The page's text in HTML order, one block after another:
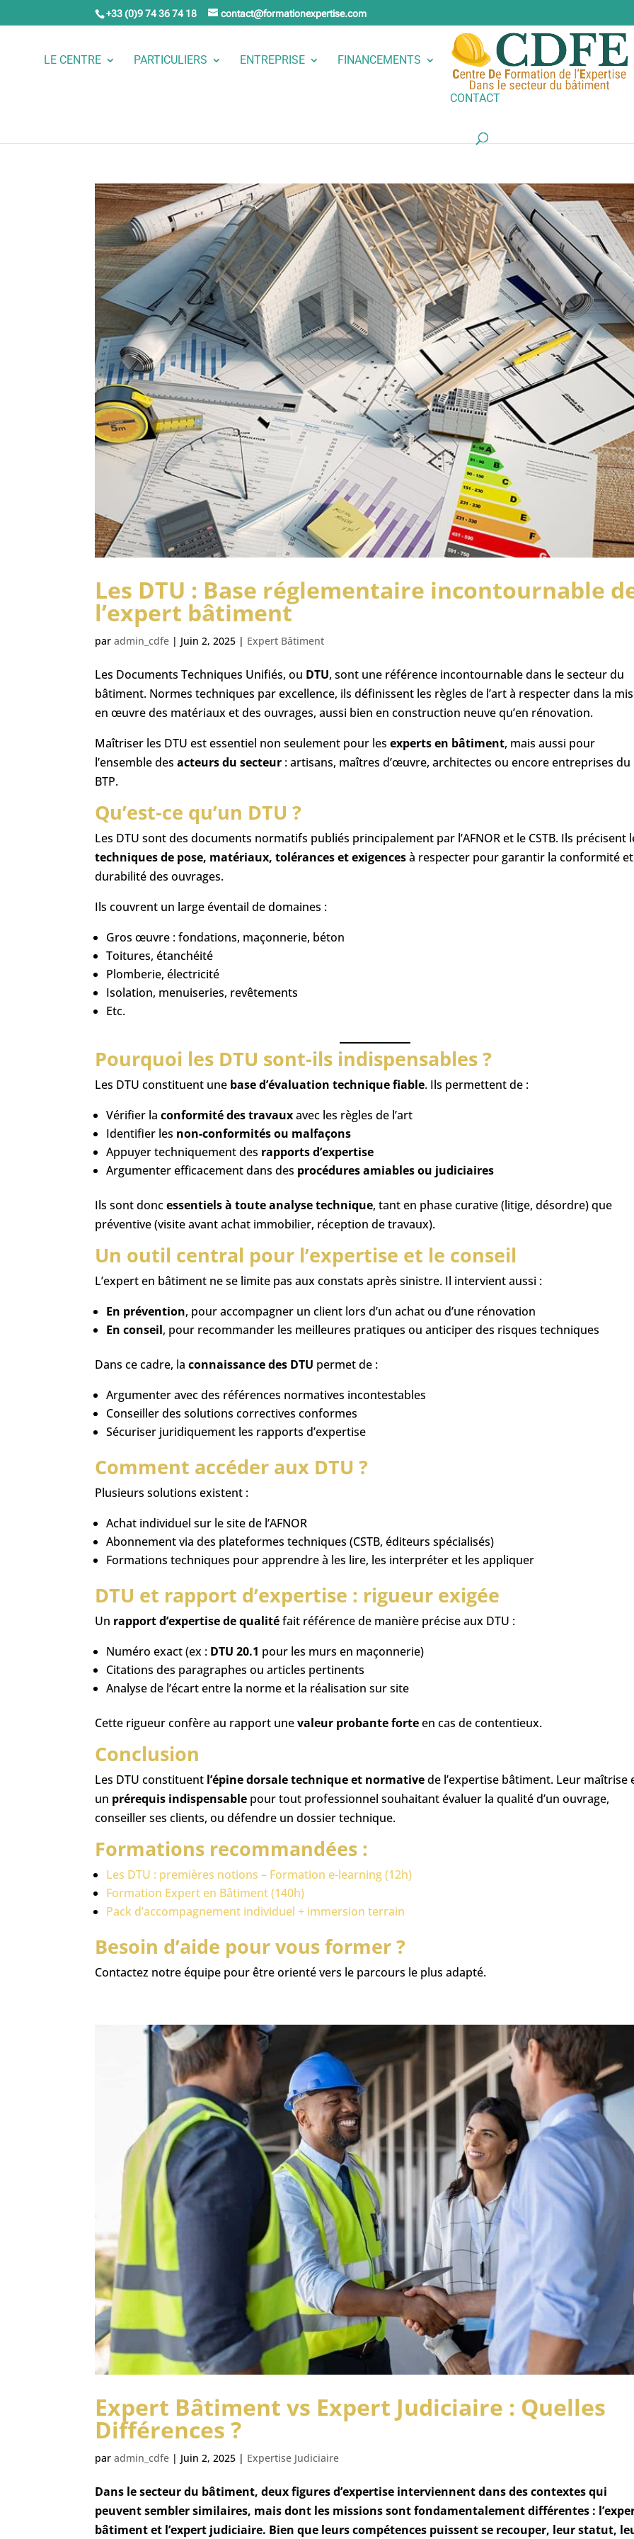
+33 (0)9 74 36 74 18 contact@formationexpertise.com
LE CENTRE PARTICULIERS ENTREPRISE FINANCEMENTS
CONTACT
Les DTU : Base réglementaire incontournable
l’expert bâtiment
paradmin_cdfe | Juin 2, 2025 | Expert Bâtiment
Les Documents Techniques Unifiés, ou DTU, sont une référence incontournable dans le secteur du
bâtiment. Normes techniques par excellence, ils définissent les règles de l’art à respecter dans la
en œuvre des matériaux et des ouvrages, aussi bien en construction neuve qu’en rénovation.
Maîtriser les DTU est essentiel non seulement pour lesexperts en bâtiment, mais aussi pour
l’ensemble desacteurs du secteur : artisans, maîtres d’œuvre, architectes ou encore entreprises du
BTP.
Qu’est-ce qu’un DTU ?
Les DTU sont des documents normatifs publiés principalement par l’AFNOR et le CSTB. Ils précisent
techniques de pose, matériaux, tolérances et exigencesà respecter pour garantir la conformité
durabilité des ouvrages.
Ils couvrent un large éventail de domaines :
Gros œuvre : fondations, maçonnerie, béton
Toitures, étanchéité
Plomberie, électricité
Isolation, menuiseries, revêtements
Etc.
Pourquoi les DTU sont-ils indispensables ?
Les DTU constituent une base d’évaluation technique fiable. Ils permettent de :
Vérifier laconformité des travauxavec les règles de l’art
Identifier les non-conformités ou malfaçons
Appuyer techniquement des rapports d’expertise
Argumenter efficacement dans des procédures amiables ou judiciaires
Ils sont doncessentiels à toute analyse technique, tant en phase curative (litige, désordre) que
préventive (visite avant achat immobilier, réception de travaux).
Un outil central pour l’expertise et le conseil
L’expert en bâtiment ne se limite pas aux constats après sinistre. Il intervient aussi :
En prévention, pour accompagner un client lors d’un achat ou d’une rénovation
En conseil, pour recommander les meilleures pratiques ou anticiper des risques techniques
Dans ce cadre, laconnaissance des DTU permet de :
Argumenter avec des références normatives incontestables
Conseiller des solutions correctives conformes
Sécuriser juridiquement les rapports d’expertise
Comment accéder aux DTU ?
Plusieurs solutions existent :
Achat individuel sur le site de l’AFNOR
Abonnement via des plateformes techniques (CSTB, éditeurs spécialisés)
Formations techniques pour apprendre à les lire, les interpréter et les appliquer
DTU et rapport d’expertise : rigueur exigée
Un rapport d’expertise de qualitéfait référence de manière précise aux DTU :
Numéro exact (ex : DTU 20.1 pour les murs en maçonnerie)
Citations des paragraphes ou articles pertinents
Analyse de l’écart entre la norme et la réalisation sur site
Cette rigueur confère au rapport unevaleur probante forteen cas de contentieux.
Conclusion
Les DTU constituent l’épine dorsale technique et normativede l’expertise bâtiment. Leur maîtrise
un prérequis indispensable pour tout professionnel souhaitant évaluer la qualité d’un ouvrage,
conseiller ses clients, ou défendre un dossier technique.
Formations recommandées :
Les DTU : premières notions – Formation e-learning (12h)
Formation Expert en Bâtiment (140h)
Pack d’accompagnement individuel + immersion terrain
Besoin d’aide pour vous former ?
Contactez notre équipe pour être orienté vers le parcours le plus adapté.
Expert Bâtiment vs Expert Judiciaire : Quelles
Différences ?
paradmin_cdfe | Juin 2, 2025 | Expertise Judiciaire
Dans le secteur du bâtiment, deux figures d’expertise interviennent dans des contextes qui
peuvent sembler similaires, mais dont les missions sont fondamentalement différentes :
bâtiment et l’expert judiciaire. Bien que leurs compétences puissent se recouper, leur statut,